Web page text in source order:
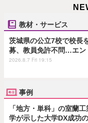
教材・サービス
茨城県の公立7校で校長
募、教員免許不問…エン
2026.8.7 Fri 19:15
事例
「地方・単科」の室蘭
学が示した大学DX成功